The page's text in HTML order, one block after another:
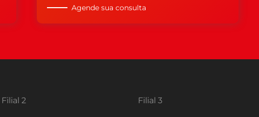
Agende sua consulta
Filial 2 Filial 3